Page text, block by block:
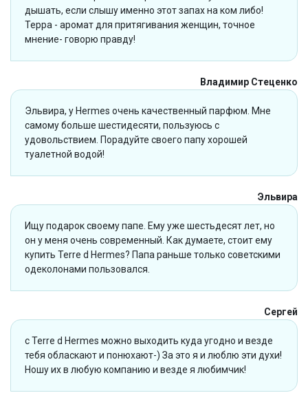
дышать, если слышу именно этот запах на ком либо!
Терра - аромат для притягивания женщин, точное
мнение- говорю правду!
Владимир Стеценко
Эльвира, у Hermes очень качественный парфюм. Мне
самому больше шестидесяти, пользуюсь с
удовольствием. Порадуйте своего папу хорошей
туалетной водой!
Эльвира
Ищу подарок своему папе. Ему уже шестьдесят лет, но
он у меня очень современный. Как думаете, стоит ему
купить Terre d Hermes? Папа раньше только советскими
одеколонами пользовался.
Сергей
с Terre d Hermes можно выходить куда угодно и везде
тебя обласкают и понюхают-) За это я и люблю эти духи!
Ношу их в любую компанию и везде я любимчик!